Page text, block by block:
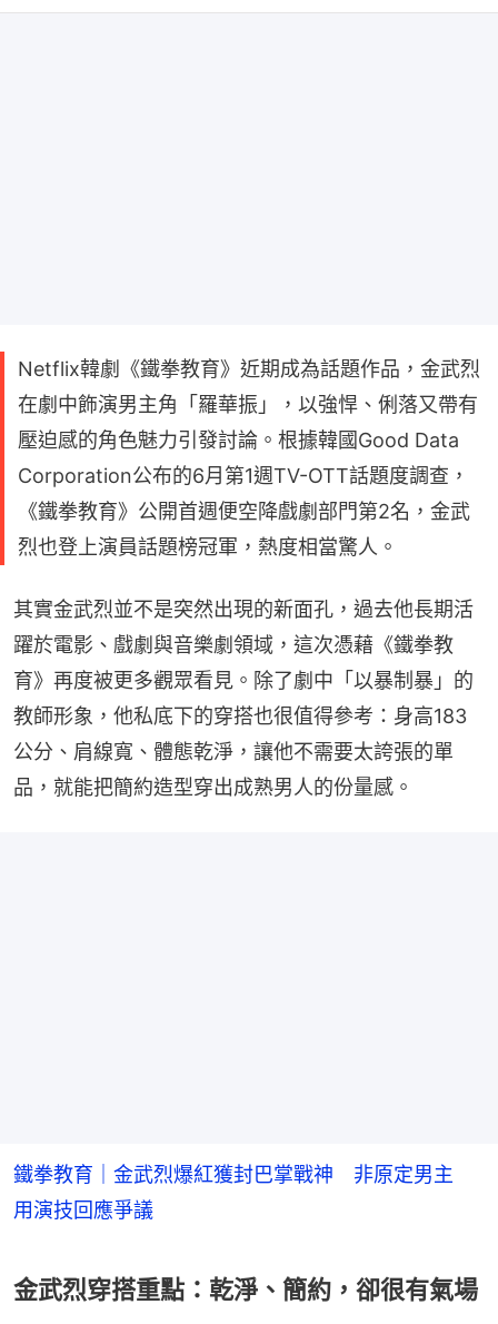
Netflix韓劇《鐵拳教育》近期成為話題作品，金武烈
在劇中飾演男主角「羅華振」，以強悍、俐落又帶有
壓迫感的角色魅力引發討論。根據韓國Good Data
Corporation公布的6月第1週TV-OTT話題度調查，
《鐵拳教育》公開首週便空降戲劇部門第2名，金武
烈也登上演員話題榜冠軍，熱度相當驚人。
其實金武烈並不是突然出現的新面孔，過去他長期活
躍於電影、戲劇與音樂劇領域，這次憑藉《鐵拳教
育》再度被更多觀眾看見。除了劇中「以暴制暴」的
教師形象，他私底下的穿搭也很值得參考：身高183
公分、肩線寬、體態乾淨，讓他不需要太誇張的單
品，就能把簡約造型穿出成熟男人的份量感。
鐵拳教育｜金武烈爆紅獲封巴掌戰神 非原定男主
用演技回應爭議
金武烈穿搭重點：乾淨、簡約，卻很有氣場